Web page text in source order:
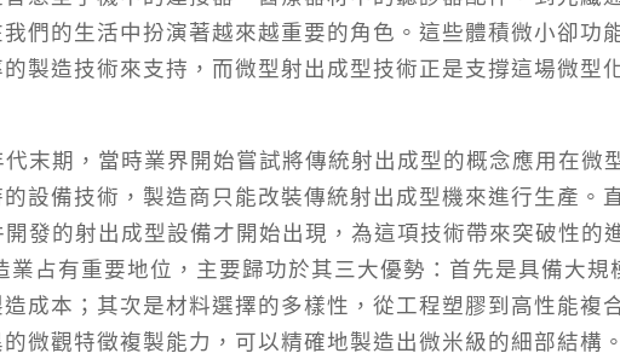
們的生活中扮演著越來越重要的角色。這些體積微小卻功
製造技術來支持，而微型射出成型技術正是支撐這場微型
末期，當時業界開始嘗試將傳統射出成型的概念應用在微
設備技術，製造商只能改裝傳統射出成型機來進行生產。
發的射出成型設備才開始出現，為這項技術帶來突破性的
占有重要地位，主要歸功於其三大優勢：首先是具備大規
成本；其次是材料選擇的多樣性，從工程塑膠到高性能複
微觀特徵複製能力，可以精確地製造出微米級的細部結構。